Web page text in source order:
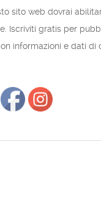
sito web dovrai
Iscriviti gratis per
informazioni e dati di